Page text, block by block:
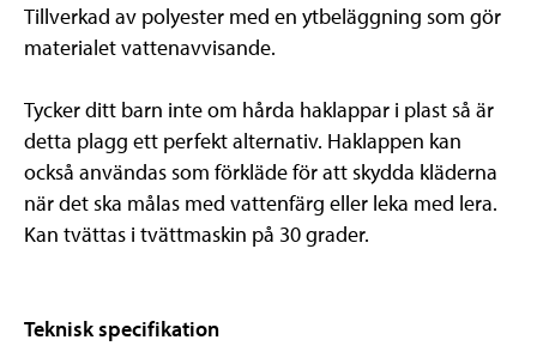
Tillverkad av polyester med en ytbeläggning som gör
materialet vattenavvisande.
Tycker ditt barn inte om hårda haklappar i plast så är
detta plagg ett perfekt alternativ. Haklappen kan
också användas som förkläde för att skydda kläderna
när det ska målas med vattenfärg eller leka med lera.
Kan tvättas i tvättmaskin på 30 grader.
Teknisk specifikation